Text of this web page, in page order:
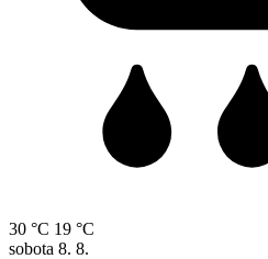
30 °C 19 °C
sobota 8. 8.